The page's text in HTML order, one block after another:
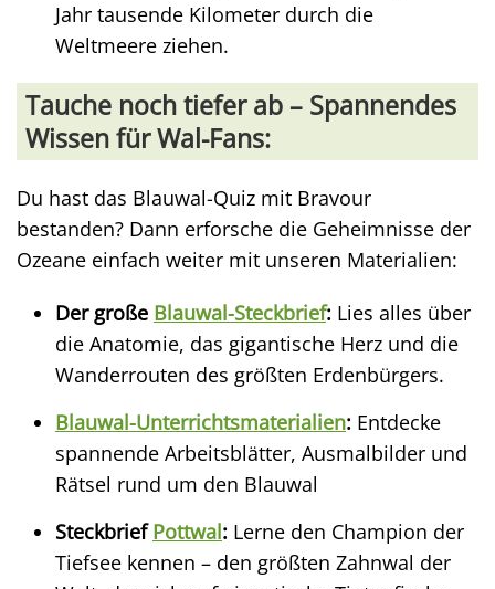
Jahr tausende Kilometer durch die
Weltmeere ziehen.
Tauche noch tiefer ab – Spannendes
Wissen für Wal-Fans:
Du hast das Blauwal-Quiz mit Bravour
bestanden? Dann erforsche die Geheimnisse der
Ozeane einfach weiter mit unseren Materialien:
Der große Blauwal-Steckbrief: Lies alles über
die Anatomie, das gigantische Herz und die
Wanderrouten des größten Erdenbürgers.
Blauwal-Unterrichtsmaterialien: Entdecke
spannende Arbeitsblätter, Ausmalbilder und
Rätsel rund um den Blauwal
SteckbriefPottwal: Lerne den Champion der
Tiefsee kennen – den größten Zahnwal der